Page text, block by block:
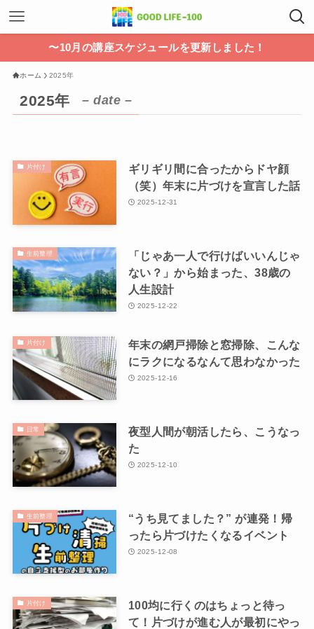
〜10月の講座スケジュールを更新しました！
ホーム 2025年
2025年 – date –
片付け
ギリギリ間に合ったからドヤ顔
（笑）年末に片づけを宣言した話
2025-12-31
生前整理
「じゃあ一人で行けばいいんじゃ
ない？」から始まった、38歳の
人生設計
2025-12-22
片付け
年末の網戸掃除と窓掃除、こんな
にラクになるなんて思わなかった
2025-12-16
日常
夜型人間が朝活したら、こうなっ
た
2025-12-10
生前整理
“うち見てました？” が連発！帰
ったら片づけたくなるイベント
2025-12-08
片付け
100均に行くのはちょっと待っ
て！片づけが進む人が最初にやっ